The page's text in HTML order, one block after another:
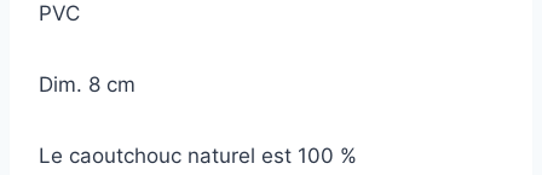
PVC
Dim. 8 cm
Le caoutchouc naturel est 100 %